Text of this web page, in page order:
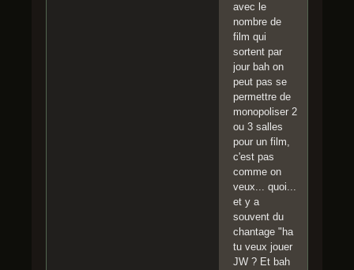
avec le
nombre de
film qui
sortent par
jour bah on
peut pas se
permettre de
monopoliser 2
ou 3 salles
pour un film,
c'est pas
comme on
veux... quoi...
et y a
souvent du
chantage "ha
tu veux jouer
JW ? Et bah